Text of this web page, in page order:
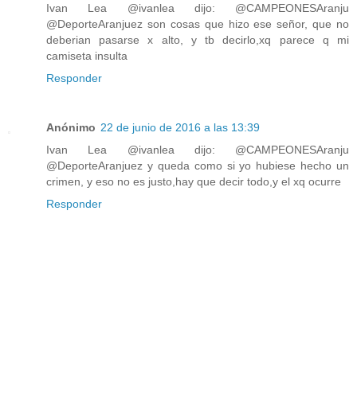
Ivan Lea ‏@ivanlea dijo: @CAMPEONESAranju
@DeporteAranjuez son cosas que hizo ese señor, que no
deberian pasarse x alto, y tb decirlo,xq parece q mi
camiseta insulta
Responder
Anónimo 22 de junio de 2016 a las 13:39
Ivan Lea ‏@ivanlea dijo: @CAMPEONESAranju
@DeporteAranjuez y queda como si yo hubiese hecho un
crimen, y eso no es justo,hay que decir todo,y el xq ocurre
Responder